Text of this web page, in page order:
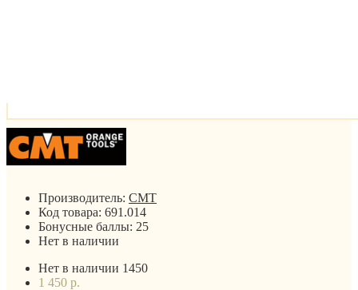
Производитель: CMT
Код товара: 691.014
Бонусные баллы: 25
Нет в наличии
Нет в наличии 1450
1 450 р.